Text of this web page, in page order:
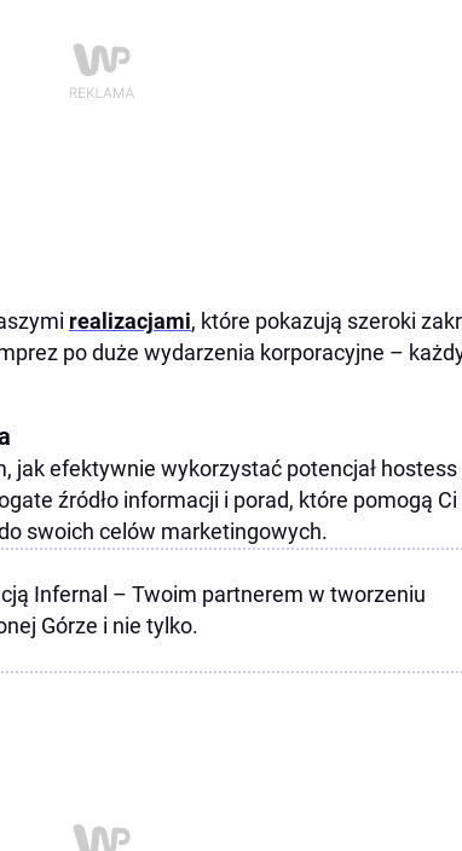
realizacjami, które pokazują szeroki
po duże wydarzenia korporacyjne –
jak efektywnie wykorzystać potencjał hostess
źródło informacji i porad, które pomogą Ci
swoich celów marketingowych.
Infernal – Twoim partnerem w tworzeniu
Górze i nie tylko.